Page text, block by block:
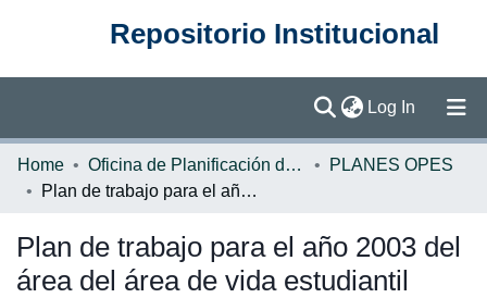
Repositorio Institucional
Log In (current)
Communities & Collections
Statistics
Home Oficina de Planificación de la Educación Superior (OPES)
PLANES OPES
Plan de trabajo para el año 2003 del área del área de vida estudiantil
Plan de trabajo para el año 2003 del
área del área de vida estudiantil